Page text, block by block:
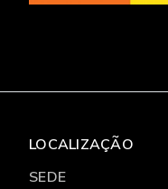
LOCALIZAÇÃO
SEDE